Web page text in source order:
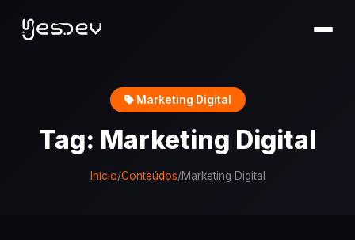
Marketing Digital
Tag: Marketing Digital
Início/Conteúdos/Marketing Digital